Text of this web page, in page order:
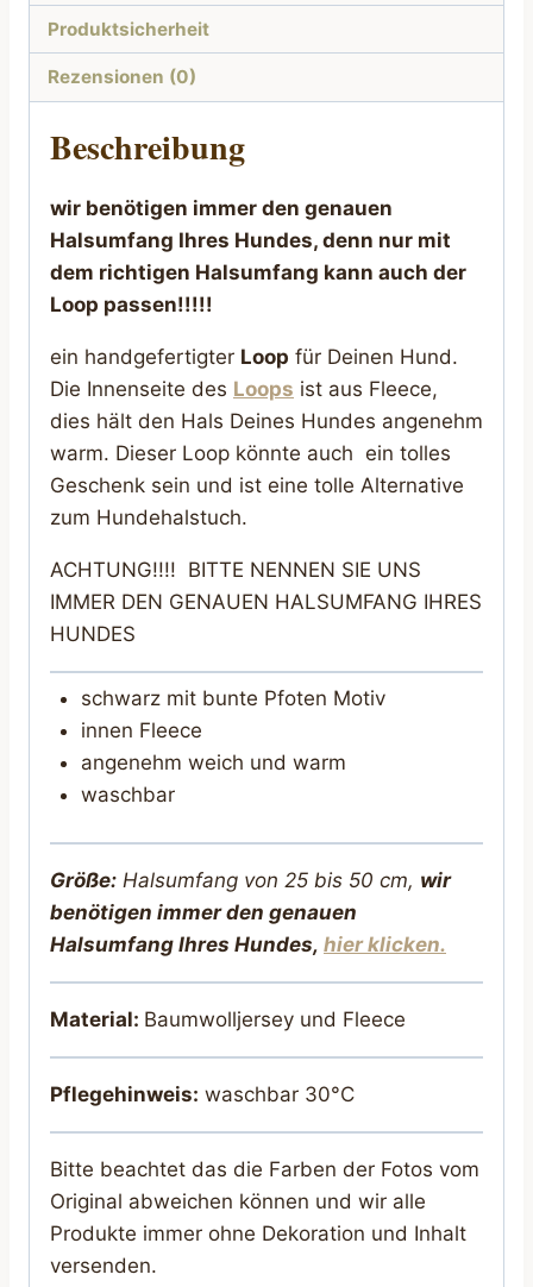
Produktsicherheit
Rezensionen (0)
Beschreibung
wir benötigen immer den genauen
Halsumfang Ihres Hundes, denn nur mit
dem richtigen Halsumfang kann auch der
Loop passen!!!!!
ein handgefertigter Loop für Deinen Hund.
Die Innenseite des Loops ist aus Fleece,
dies hält den Hals Deines Hundes angenehm
warm. Dieser Loop könnte auch ein tolles
Geschenk sein und ist eine tolle Alternative
zum Hundehalstuch.
ACHTUNG!!!! BITTE NENNEN SIE UNS
IMMER DEN GENAUEN HALSUMFANG IHRES
HUNDES
schwarz mit bunte Pfoten Motiv
innen Fleece
angenehm weich und warm
waschbar
Größe: Halsumfang von 25 bis 50 cm, wir
benötigen immer den genauen
Halsumfang Ihres Hundes, hier klicken.
Material: Baumwolljersey und Fleece
Pflegehinweis: waschbar 30°C
Bitte beachtet das die Farben der Fotos vom
Original abweichen können und wir alle
Produkte immer ohne Dekoration und Inhalt
versenden.